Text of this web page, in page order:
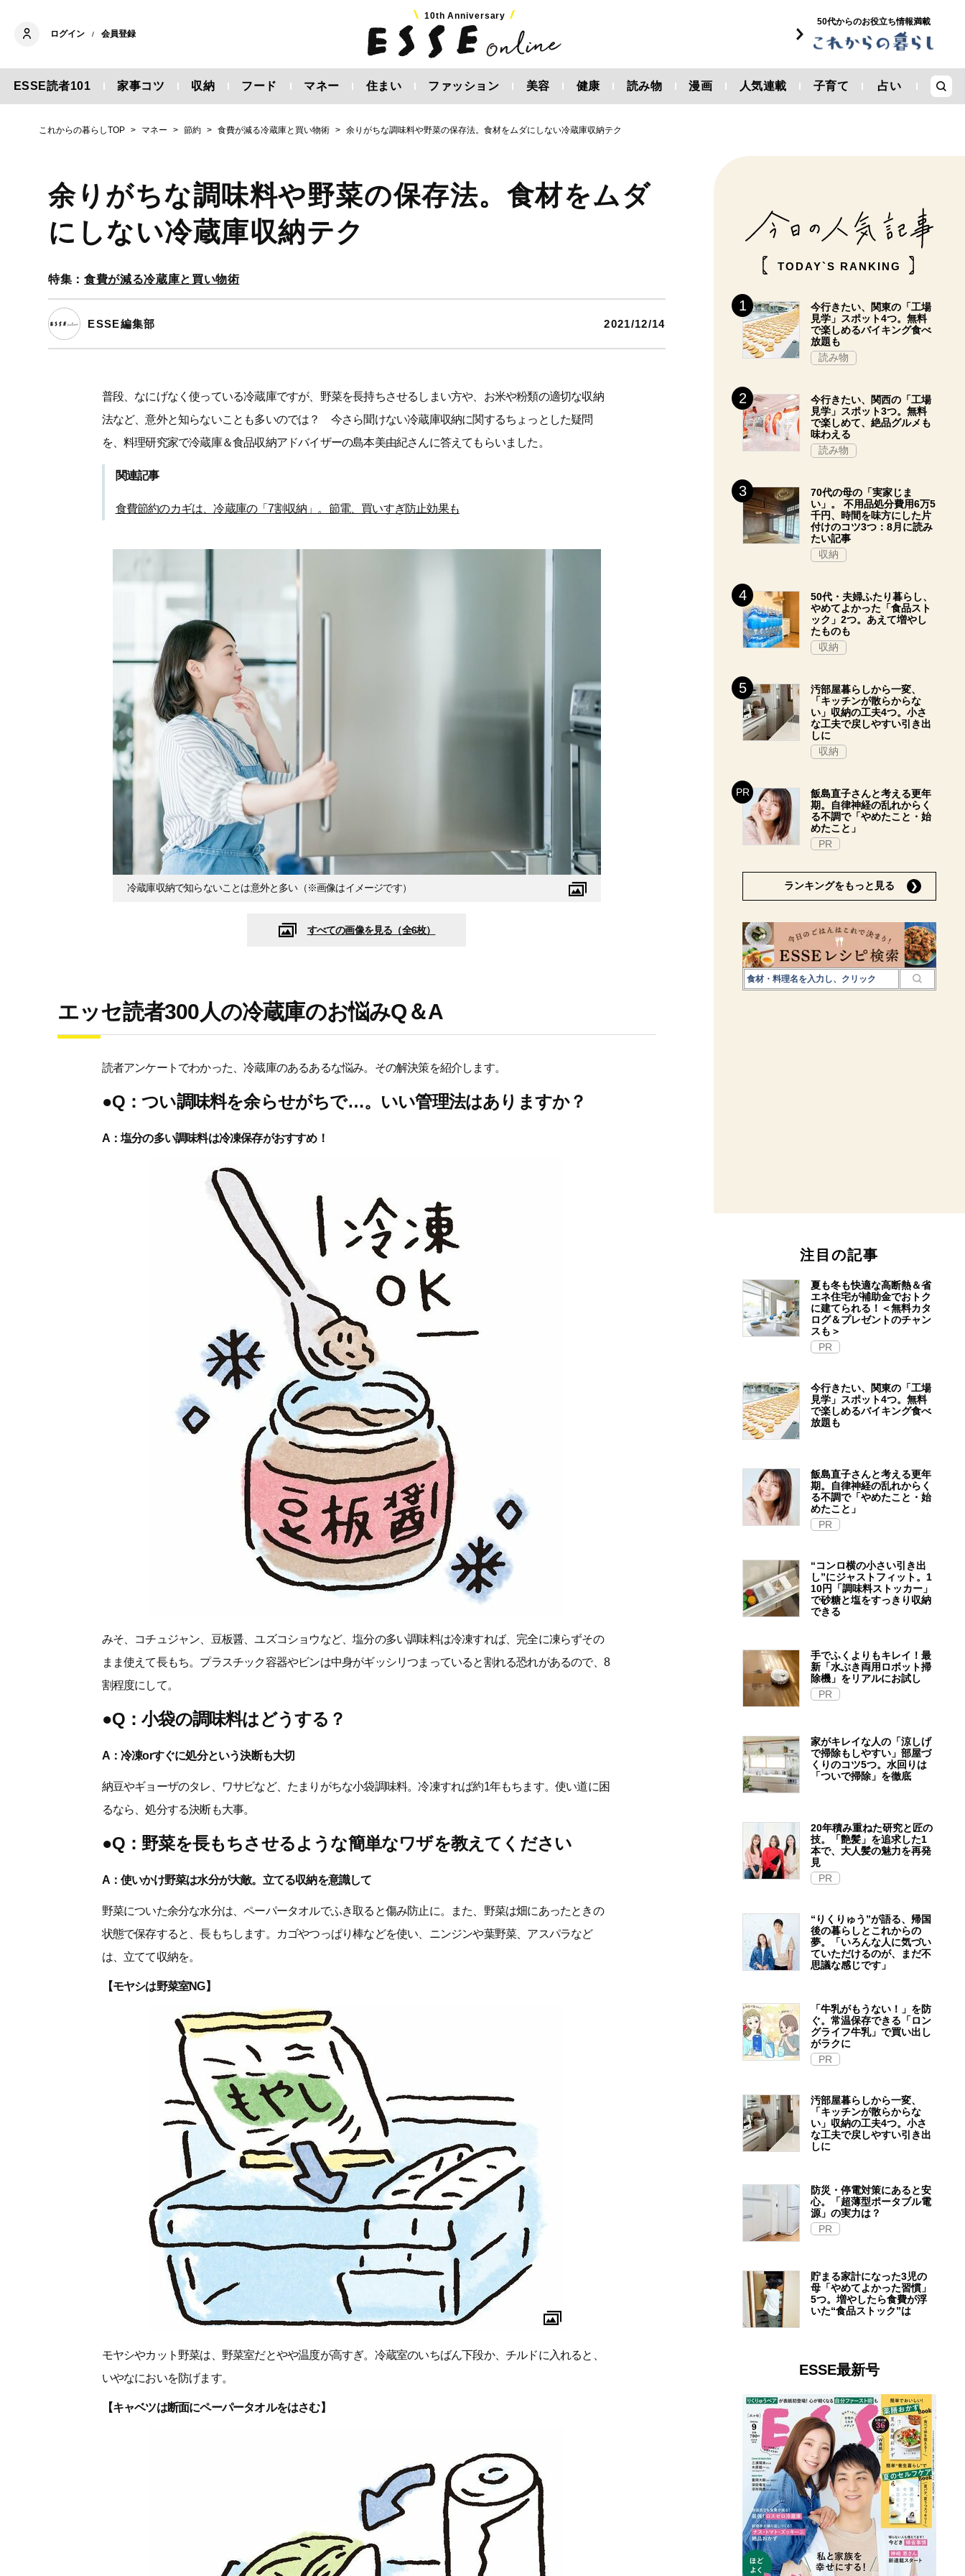
ログイン / 会員登録
10th Anniversary
50代からのお役立ち情報満載
ESSE読者101 家事コツ 収納 フード マネー 住まい ファッション 美容 健康 読み物 漫画 人気連載 子育て 占い
これからの暮らしTOP マネー 節約 食費が減る冷蔵庫と買い物術 余りがちな調味料や野菜の保存法。食材をムダにしない冷蔵庫収納テク
余りがちな調味料や野菜の保存法。食材をムダ
にしない冷蔵庫収納テク
特集：食費が減る冷蔵庫と買い物術
ESSE編集部 2021/12/14
普段、なにげなく使っている冷蔵庫ですが、野菜を長持ちさせるしまい方や、お米や粉類の適切な収納
法など、意外と知らないことも多いのでは？ 今さら聞けない冷蔵庫収納に関するちょっとした疑問
を、料理研究家で冷蔵庫＆食品収納アドバイザーの島本美由紀さんに答えてもらいました。
関連記事
食費節約のカギは、冷蔵庫の「7割収納」。節電、買いすぎ防止効果も
冷蔵庫収納で知らないことは意外と多い（※画像はイメージです）
すべての画像を見る（全6枚）
エッセ読者300人の冷蔵庫のお悩みQ＆A
読者アンケートでわかった、冷蔵庫のあるあるな悩み。その解決策を紹介します。
●Q：つい調味料を余らせがちで…。いい管理法はありますか？
A：塩分の多い調味料は冷凍保存がおすすめ！
みそ、コチュジャン、豆板醤、ユズコショウなど、塩分の多い調味料は冷凍すれば、完全に凍らずその
まま使えて長もち。プラスチック容器やビンは中身がギッシリつまっていると割れる恐れがあるので、8
割程度にして。
●Q：小袋の調味料はどうする？
A：冷凍orすぐに処分という決断も大切
納豆やギョーザのタレ、ワサビなど、たまりがちな小袋調味料。冷凍すれば約1年もちます。使い道に困
るなら、処分する決断も大事。
●Q：野菜を長もちさせるような簡単なワザを教えてください
A：使いかけ野菜は水分が大敵。立てる収納を意識して
野菜についた余分な水分は、ペーパータオルでふき取ると傷み防止に。また、野菜は畑にあったときの
状態で保存すると、長もちします。カゴやつっぱり棒などを使い、ニンジンや葉野菜、アスパラなど
は、立てて収納を。
【モヤシは野菜室NG】
モヤシやカット野菜は、野菜室だとやや温度が高すぎ。冷蔵室のいちばん下段か、チルドに入れると、
いやなにおいを防げます。
【キャベツは断面にペーパータオルをはさむ】
TODAY`S RANKING
今行きたい、関東の「工場
見学」スポット4つ。無料
で楽しめるバイキング食べ
放題も
読み物
今行きたい、関西の「工場
見学」スポット3つ。無料
で楽しめて、絶品グルメも
味わえる
読み物
70代の母の「実家じま
い」。 不用品処分費用6万5
千円、時間を味方にした片
付けのコツ3つ：8月に読み
たい記事
収納
50代・夫婦ふたり暮らし、
やめてよかった「食品スト
ック」2つ。あえて増やし
たものも
収納
汚部屋暮らしから一変、
「キッチンが散らからな
い」収納の工夫4つ。小さ
な工夫で戻しやすい引き出
しに
収納
飯島直子さんと考える更年
期。自律神経の乱れからく
る不調で「やめたこと・始
めたこと」
PR
ランキングをもっと見る
注目の記事
夏も冬も快適な高断熱＆省
エネ住宅が補助金でおトク
に建てられる！＜無料カタ
ログ＆プレゼントのチャン
スも＞
PR
今行きたい、関東の「工場
見学」スポット4つ。無料
で楽しめるバイキング食べ
放題も
飯島直子さんと考える更年
期。自律神経の乱れからく
る不調で「やめたこと・始
めたこと」
PR
“コンロ横の小さい引き出
し”にジャストフィット。1
10円「調味料ストッカー」
で砂糖と塩をすっきり収納
できる
手でふくよりもキレイ！最
新「水ぶき両用ロボット掃
除機」をリアルにお試し
PR
家がキレイな人の「涼しげ
で掃除もしやすい」部屋づ
くりのコツ5つ。水回りは
「ついで掃除」を徹底
20年積み重ねた研究と匠の
技。「艶髪」を追求した1
本で、大人髪の魅力を再発
見
PR
“りくりゅう”が語る、帰国
後の暮らしとこれからの
夢。「いろんな人に気づい
ていただけるのが、まだ不
思議な感じです」
「牛乳がもうない！」を防
ぐ。常温保存できる「ロン
グライフ牛乳」で買い出し
がラクに
PR
汚部屋暮らしから一変、
「キッチンが散らからな
い」収納の工夫4つ。小さ
な工夫で戻しやすい引き出
しに
防災・停電対策にあると安
心。「超薄型ポータブル電
源」の実力は？​
PR
貯まる家計になった3児の
母「やめてよかった習慣」
5つ。増やしたら食費が浮
いた“食品ストック”は
ESSE最新号